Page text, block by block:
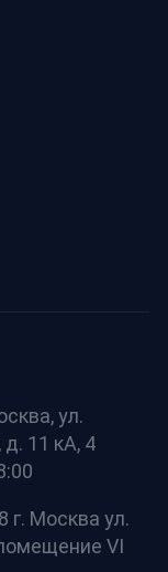
ул.
11 кА, 4
г. Москва ул.
VI